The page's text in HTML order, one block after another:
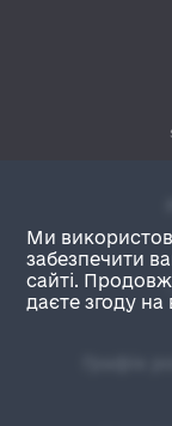
Графік
Ми
забезпечити
сайті.
даєте згоду